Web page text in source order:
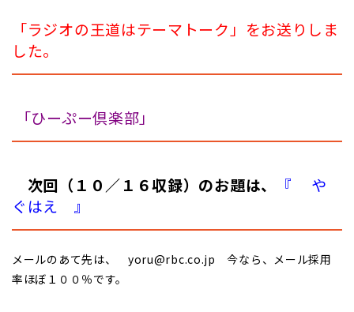
「ラジオの王道はテーマトーク 」 をお送りしま
した。
「ひーぷー倶楽部」
次回（１０／１６収録）のお題は、
『 や
ぐはえ 』
メールのあて先は、 yoru@rbc.co.jp 今なら、メール採用
率ほぼ１００％です。